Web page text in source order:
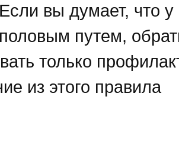
Если вы думает, что
половым путем,
только
из этого правила